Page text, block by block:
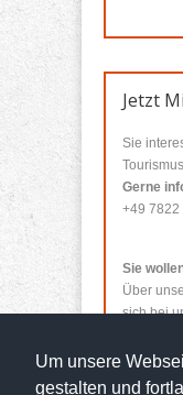
Um unsere
gestalten und
Jetzt
Sie
Gerne
+49 7822
Sie
Über
sich bei